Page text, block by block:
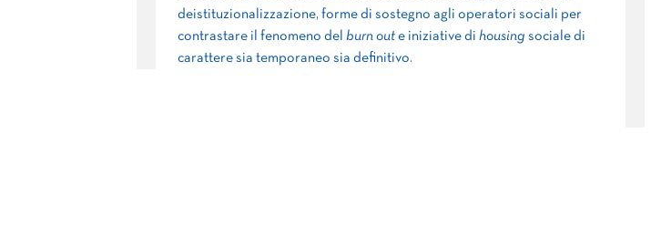
deistituzionalizzazione, forme di sostegno agli operatori sociali per
contrastare il fenomeno del burn out e iniziative di housing sociale di
carattere sia temporaneo sia definitivo.